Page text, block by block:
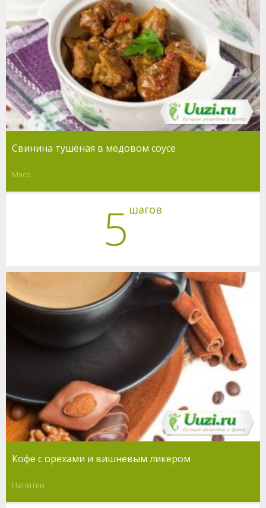
Свинина тушёная в медовом соусе
Мясо
5 шагов
Кофе с орехами и вишневым ликером
Напитки